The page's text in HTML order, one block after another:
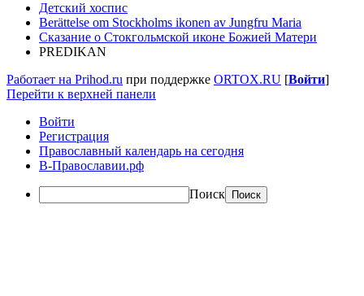
Детский хоспис
Berättelse om Stockholms ikonen av Jungfru Maria
Сказание о Стокгольмской иконе Божией Матери
PREDIKAN
Работает на Prihod.ru при поддержке ORTOX.RU [Войти]
Перейти к верхней панели
Войти
Регистрация
Православный календарь на сегодня
В-Православии.рф
Поиск